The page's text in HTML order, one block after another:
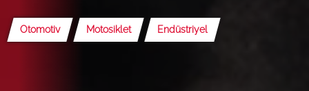
Otomotiv Motosiklet Endüstriyel